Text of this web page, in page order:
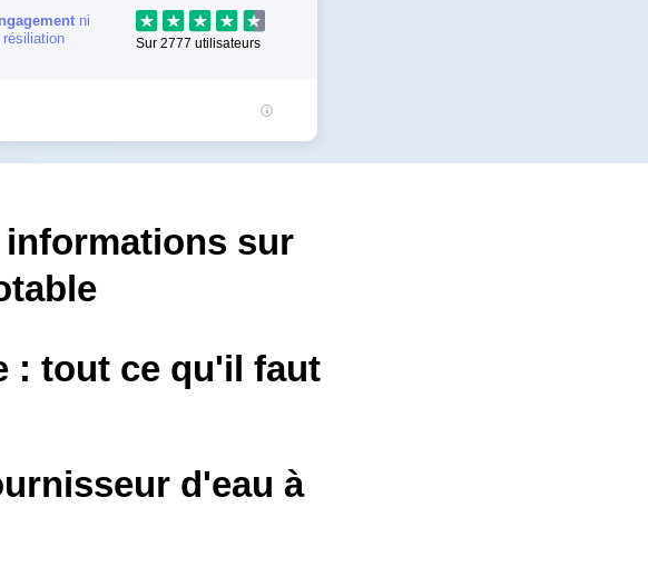
ni
Sur 2777 utilisateurs
informations sur
: tout ce qu'il faut
d'eau à